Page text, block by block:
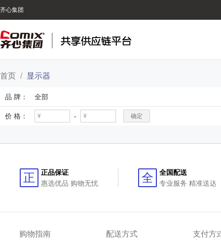
齐心集团
首页 / 显示器
品 牌： 全部
价 格： - 确定
正
正品保证
惠选优品 购物无忧
全
全国配送
专业服务 精准送达
购物指南 配送方式 支付方